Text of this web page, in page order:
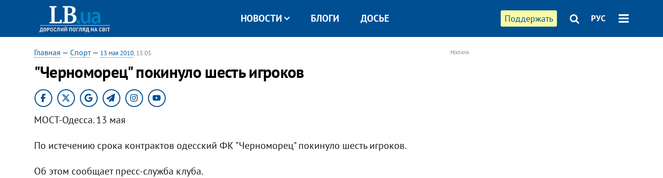
Поддержать РУС
НОВОСТИ БЛОГИ ДОСЬЕ
Главная — Спорт— 13 мая 2010, 15:05
"Черноморец" покинуло шесть игроков
МОСТ-Одесса. 13 мая
По истечению срока контрактов одесский ФК "Черноморец" покинуло шесть игроков.
Об этом сообщает пресс-служба клуба.
РЕКЛАМА